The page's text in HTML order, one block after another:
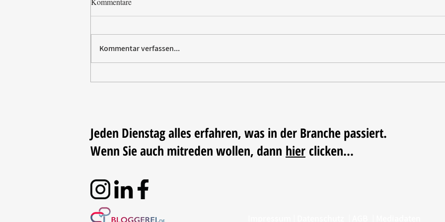
Kommentar verfassen...
Jeden Dienstag alles erfahren, was in der Branche passiert.
Wenn Sie auch mitreden wollen, dann hier clicken...